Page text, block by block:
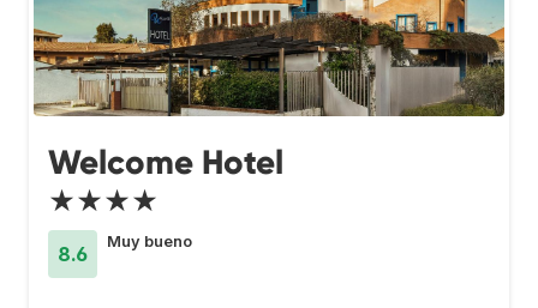
Welcome Hotel
★★★★
8.6
Muy bueno